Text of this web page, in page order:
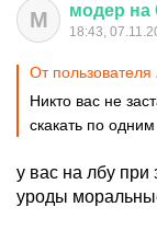
М модер на
18:43,
От пользователя
Никто вас не
скакать по
у вас на лбу при
уроды